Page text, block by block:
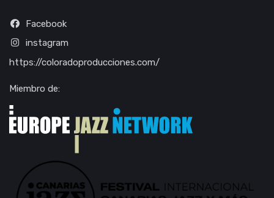
Facebook
instagram
https://coloradoproducciones.com/
Miembro de: